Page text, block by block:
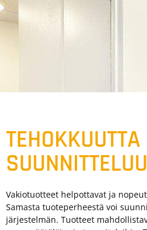
TEHOKKUUTTA
Vakiotuotteet helpottavat ja
Samasta tuoteperheestä voi
järjestelmän. Tuotteet